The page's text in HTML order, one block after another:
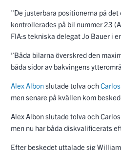
”De justerbara positionerna på
kontrollerades på bil nummer 23
FIA:s tekniska delegat Jo Bauer i
”Båda bilarna överskred den
båda sidor av bakvingens
Alex Albonslutade tolva och
men senare på kvällen kom
Alex Albon slutade tolva och
men nu har båda diskvalificerats
Efter beskedet uttalade sig